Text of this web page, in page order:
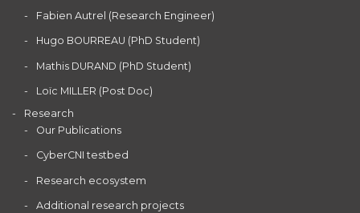
Fabien Autrel (Research Engineer)
Hugo BOURREAU (PhD Student)
Mathis DURAND (PhD Student)
Loïc MILLER (Post Doc)
Research
Our Publications
CyberCNI testbed
Research ecosystem
Additional research projects